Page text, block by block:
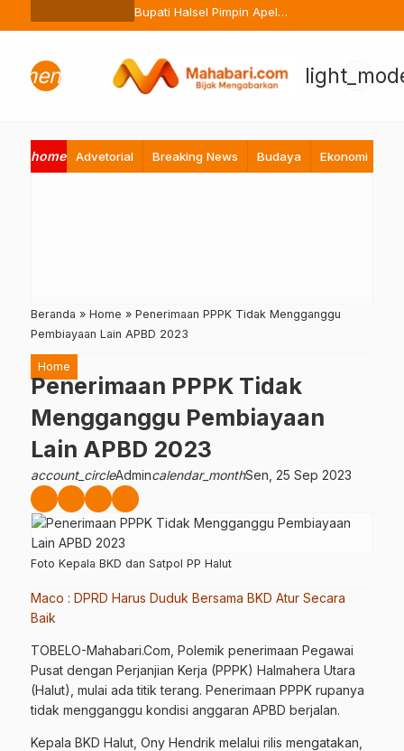
Ternate Buang Sembarangan
Bupati Halsel Pimpin Apel
Perdana Pasca Lebaran, Tekan
menu
home Advetorial Breaking News Budaya Ekonomi
Beranda » Home » Penerimaan PPPK Tidak Mengganggu
Pembiayaan Lain APBD 2023
Home
Penerimaan PPPK Tidak
Mengganggu Pembiayaan
Lain APBD 2023
account_circleAdmincalendar_monthSen, 25 Sep 2023
Foto Kepala BKD dan Satpol PP Halut
Maco : DPRD Harus Duduk Bersama BKD Atur Secara
Baik
TOBELO-Mahabari.Com, Polemik penerimaan Pegawai
Pusat dengan Perjanjian Kerja (PPPK) Halmahera Utara
(Halut), mulai ada titik terang. Penerimaan PPPK rupanya
tidak mengganggu kondisi anggaran APBD berjalan.
Kepala BKD Halut, Ony Hendrik melalui rilis mengatakan,